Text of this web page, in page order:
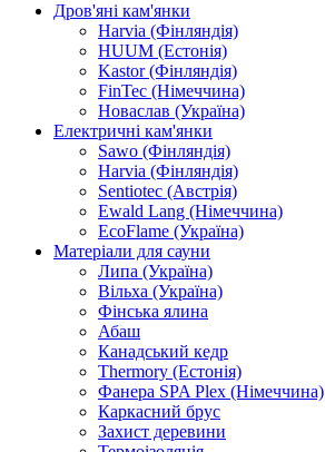
Дров'яні кам'янки
Harvia (Фінляндія)
HUUM (Естонія)
Kastor (Фінляндія)
FinTec (Німеччина)
Новаслав (Україна)
Електричні кам'янки
Sawo (Фінляндія)
Harvia (Фінляндія)
Sentiotec (Австрія)
Ewald Lang (Німеччина)
EcoFlame (Україна)
Матеріали для сауни
Липа (Україна)
Вільха (Україна)
Фінська ялина
Абаш
Канадський кедр
Thermory (Естонія)
Фанера SPA Plex (Німеччина)
Каркасний брус
Захист деревини